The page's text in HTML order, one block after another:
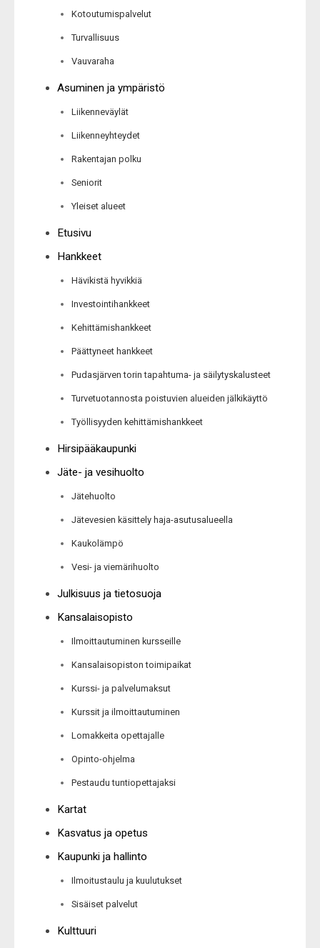
Kotoutumispalvelut
Turvallisuus
Vauvaraha
Asuminen ja ympäristö
Liikenneväylät
Liikenneyhteydet
Rakentajan polku
Seniorit
Yleiset alueet
Etusivu
Hankkeet
Hävikistä hyvikkiä
Investointihankkeet
Kehittämishankkeet
Päättyneet hankkeet
Pudasjärven torin tapahtuma- ja säilytyskalusteet
Turvetuotannosta poistuvien alueiden jälkikäyttö
Työllisyyden kehittämishankkeet
Hirsipääkaupunki
Jäte- ja vesihuolto
Jätehuolto
Jätevesien käsittely haja-asutusalueella
Kaukolämpö
Vesi- ja viemärihuolto
Julkisuus ja tietosuoja
Kansalaisopisto
Ilmoittautuminen kursseille
Kansalaisopiston toimipaikat
Kurssi- ja palvelumaksut
Kurssit ja ilmoittautuminen
Lomakkeita opettajalle
Opinto-ohjelma
Pestaudu tuntiopettajaksi
Kartat
Kasvatus ja opetus
Kaupunki ja hallinto
Ilmoitustaulu ja kuulutukset
Sisäiset palvelut
Kulttuuri